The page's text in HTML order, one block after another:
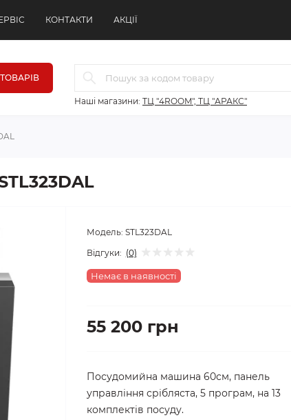
КОНТАКТИ АКЦІЇ
Наші магазини: ТЦ "4ROOM", ТЦ "АРАКС"
Модель: STL323DAL
Відгуки: (0)
Немає в наявності
55 200 грн
Посудомийна машина 60см, панель
управління срібляста, 5 програм, на 13
комплектів посуду.